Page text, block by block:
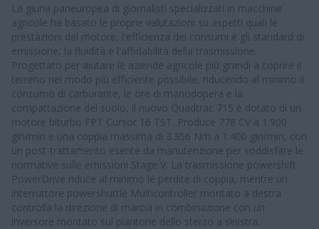
La giuria paneuropea di giornalisti specializzati in macchine
agricole ha basato le proprie valutazioni su aspetti quali le
prestazioni del motore, l'efficienza dei consumi e gli standard di
emissione, la fluidità e l'affidabilità della trasmissione.
Progettato per aiutare le aziende agricole più grandi a coprire il
terreno nel modo più efficiente possibile, riducendo al minimo il
consumo di carburante, le ore di manodopera e la
compattazione del suolo, il nuovo Quadtrac 715 è dotato di un
motore biturbo FPT Cursor 16 TST. Produce 778 CV a 1.900
giri/min e una coppia massima di 3.356 Nm a 1.400 giri/min, con
un post-trattamento esente da manutenzione per soddisfare le
normative sulle emissioni Stage V. La trasmissione powershift
PowerDrive riduce al minimo le perdite di coppia, mentre un
interruttore powershuttle Multicontroller montato a destra
controlla la direzione di marcia in combinazione con un
inversore montato sul piantone dello sterzo a sinistra.